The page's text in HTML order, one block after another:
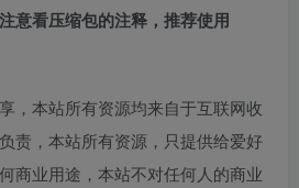
意看压缩包的注释，推荐使用
，本站所有资源均来自于互联网收
责，本站所有资源，只提供给爱好
商业用途，本站不对任何人的商业